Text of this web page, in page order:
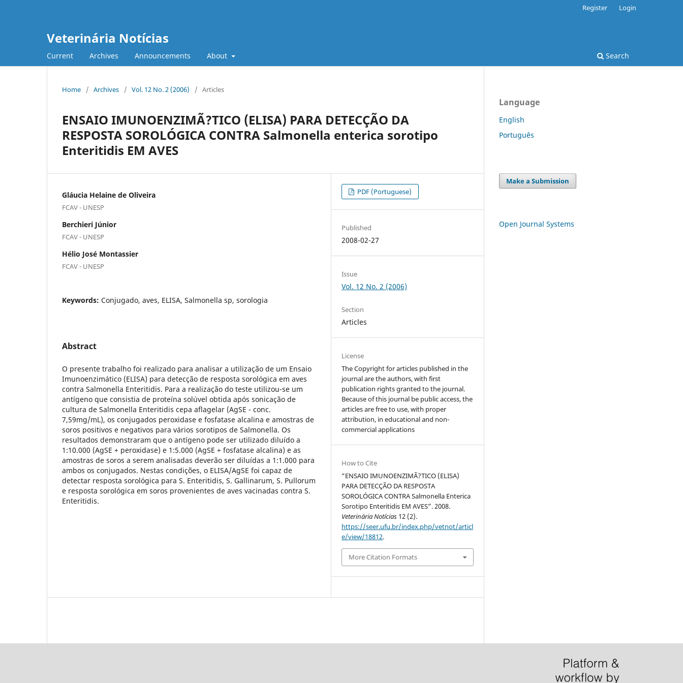
Veterinária Notícias
Current Archives Announcements About Search
Register Login
Home / Archives / Vol. 12 No. 2 (2006) / Articles
ENSAIO IMUNOENZIMÃ?TICO (ELISA) PARA DETECÇÃO DA
RESPOSTA SOROLÓGICA CONTRA Salmonella enterica sorotipo
Enteritidis EM AVES
Gláucia Helaine de Oliveira
FCAV - UNESP
Berchieri Júnior
FCAV - UNESP
Hélio José Montassier
FCAV - UNESP
Keywords: Conjugado, aves, ELISA, Salmonella sp, sorologia
Abstract
O presente trabalho foi realizado para analisar a utilização de um Ensaio
Imunoenzimático (ELISA) para detecção de resposta sorológica em aves
contra Salmonella Enteritidis. Para a realização do teste utilizou-se um
antígeno que consistia de proteína solúvel obtida após sonicação de
cultura de Salmonella Enteritidis cepa aflagelar (AgSE - conc.
7,59mg/mL), os conjugados peroxidase e fosfatase alcalina e amostras de
soros positivos e negativos para vários sorotipos de Salmonella. Os
resultados demonstraram que o antígeno pode ser utilizado diluído a
1:10.000 (AgSE + peroxidase) e 1:5.000 (AgSE + fosfatase alcalina) e as
amostras de soros a serem analisadas deverão ser diluídas a 1:1.000 para
ambos os conjugados. Nestas condições, o ELISA/AgSE foi capaz de
detectar resposta sorológica para S. Enteritidis, S. Gallinarum, S. Pullorum
e resposta sorológica em soros provenientes de aves vacinadas contra S.
Enteritidis.
PDF (Portuguese)
Published
2008-02-27
Issue
Vol. 12 No. 2 (2006)
Section
Articles
License
The Copyright for articles published in the
journal are the authors, with first
publication rights granted to the journal.
Because of this journal be public access, the
articles are free to use, with proper
attribution, in educational and non-
commercial applications
How to Cite
“ENSAIO IMUNOENZIMÃ?TICO (ELISA)
PARA DETECÇÃO DA RESPOSTA
SOROLÓGICA CONTRA Salmonella Enterica
Sorotipo Enteritidis EM AVES”. 2008.
Veterinária Notícias 12 (2).
https://seer.ufu.br/index.php/vetnot/articl
e/view/18812.
More Citation Formats
Language
English
Português
Make a Submission
Open Journal Systems